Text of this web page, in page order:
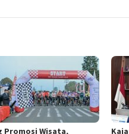
Promosi Wisata,